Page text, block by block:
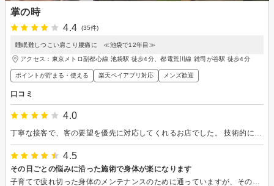
掌の時
4.4
(35件)
睡眠難しつこい肩こり腰痛に ≪池袋で12年目≫
アクセス：東京メトロ副都心線 池袋駅 徒歩4分、都電荒川線 雑司が谷駅 徒歩4分
ポイントが貯まる・使える 楽天ペイアプリ対応 メンズ歓迎
口コミ
4.0
4.5
その日ごとの悩みに沿った施術で身体が楽になります